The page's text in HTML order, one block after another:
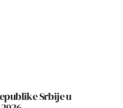
Srbije u